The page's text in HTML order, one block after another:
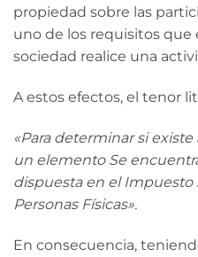
propiedad sobre las
uno de los requisitos que
sociedad realice una
A estos efectos, el tenor
«Para determinar si
un elemento Se
dispuesta en el Impuesto
Personas Físicas».
En consecuencia,